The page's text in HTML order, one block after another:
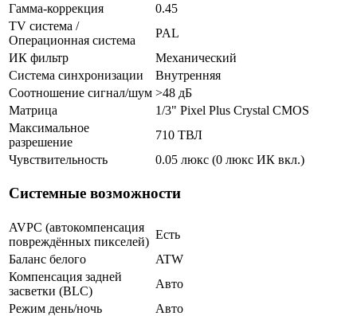
Гамма-коррекция
0.45
TV система /
Операционная система
PAL
ИК фильтр
Механический
Система синхронизации
Внутренняя
Соотношение сигнал/шум >48 дБ
Матрица
1/3" Pixel Plus Crystal CMOS
Максимальное
разрешение
710 ТВЛ
Чувствительность
0.05 люкс (0 люкс ИК вкл.)
Системные возможности
AVPC (автокомпенсация
повреждённых пикселей)
Есть
Баланс белого
ATW
Компенсация задней
засветки (BLC)
Авто
Режим день/ночь
Авто